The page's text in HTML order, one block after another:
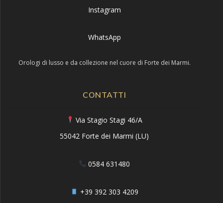
Instagram
WhatsApp
Orologi di lusso e da collezione nel cuore di Forte dei Marmi.
CONTATTI
Via Stagio Stagi 46/A
55042 Forte dei Marmi (LU)
0584 631480
+39 392 303 4209